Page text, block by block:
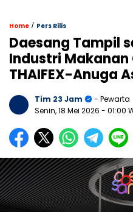
Home / Pers Rilis
Daesang Tampil
Industri Makanan
THAIFEX-Anuga
Tim 23 Jam
- Pewarta
Senin, 18 Mei 2026 - 01:00